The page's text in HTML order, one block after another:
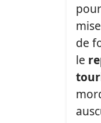
de
le